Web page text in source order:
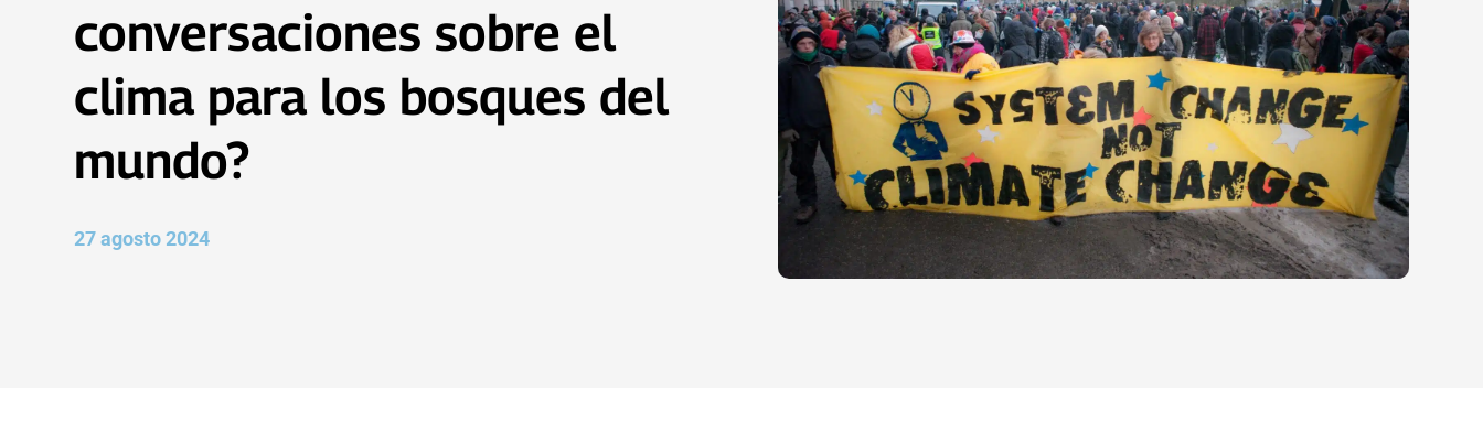
conversaciones sobre el
clima para los bosques del
mundo?
27 agosto 2024